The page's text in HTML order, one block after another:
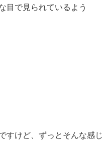
目で見られているよう
すけど、ずっとそんな感じ